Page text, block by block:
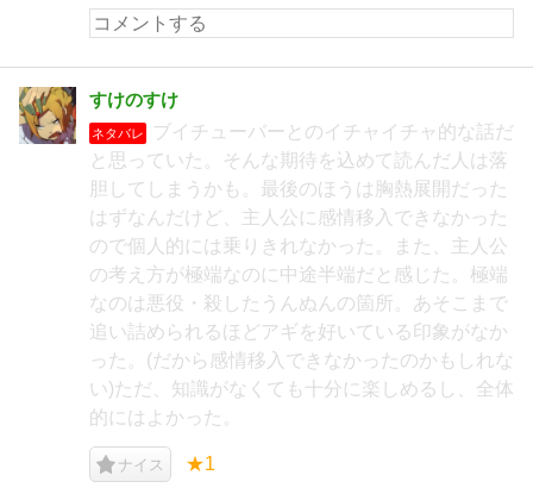
すけのすけ
ネタバレ
ブイチューバーとのイチャイチャ的な話だ
と思っていた。そんな期待を込めて読んだ人は落
胆してしまうかも。最後のほうは胸熱展開だった
はずなんだけど、主人公に感情移入できなかった
ので個人的には乗りきれなかった。また、主人公
の考え方が極端なのに中途半端だと感じた。極端
なのは悪役・殺したうんぬんの箇所。あそこまで
追い詰められるほどアギを好いている印象がなか
った。(だから感情移入できなかったのかもしれな
い)ただ、知識がなくても十分に楽しめるし、全体
的にはよかった。
ナイス ★1